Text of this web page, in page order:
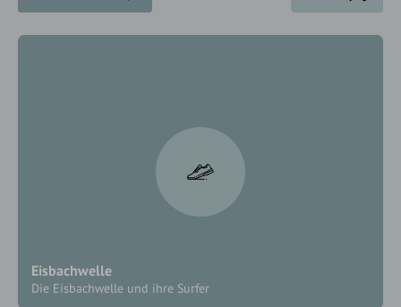
Eisbachwelle
Die Eisbachwelle und ihre Surfer